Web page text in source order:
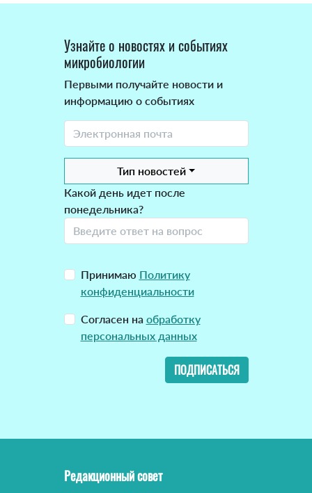
Узнайте о новостях и событиях
микробиологии
Первыми получайте новости и
информацию о событиях
Тип новостей
Какой день идет после
понедельника?
Принимаю Политику
конфиденциальности
Согласен на обработку
персональных данных
ПОДПИСАТЬСЯ
Редакционный совет